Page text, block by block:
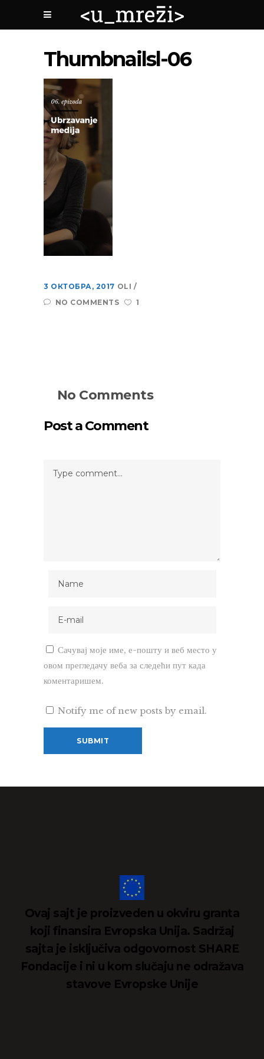
Thumbnailsl-06
3 ОКТОБРА, 2017 OLI
NO COMMENTS
1
No Comments
Post a Comment
Сачувај моје име, е-пошту и веб место у
овом прегледачу веба за следећи пут када
коментаришем.
Notify me of new posts by email.
Ovaj sajt je proizveden u okviru granta
koji finansira Evropska Unija. Sadržaj
sajta je isključiva odgovornost SHARE
Fondacije i ni u kom slučaju ne odražava
stavove Evropske Unije